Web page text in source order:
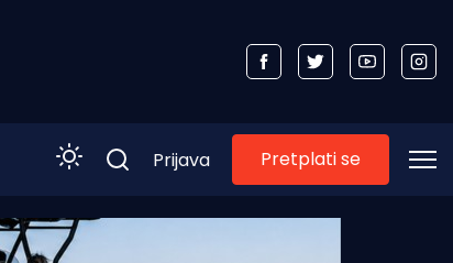
Prijava Pretplati se